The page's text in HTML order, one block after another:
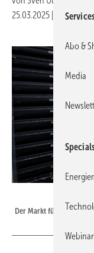
25.03.2025
Der Markt für
Abo &
Media